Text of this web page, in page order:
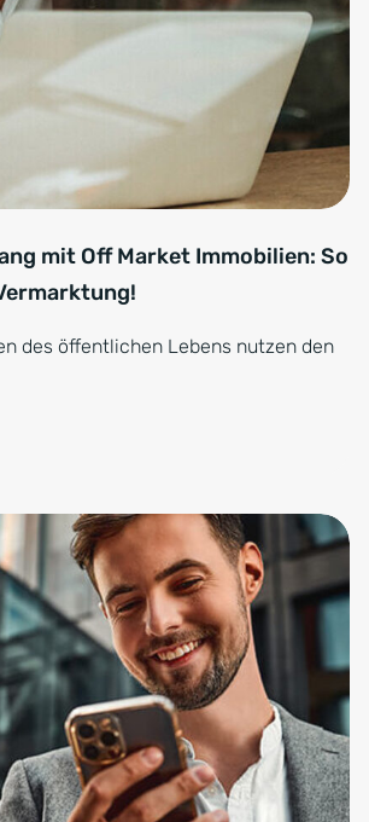
mit Off Market Immobilien: So
des öffentlichen Lebens nutzen den